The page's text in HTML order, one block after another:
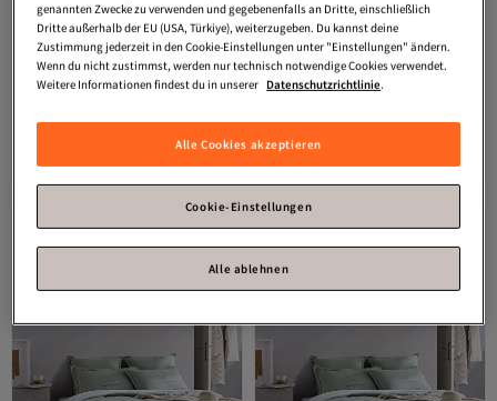
Platz 3 am häufigsten bewertet
Bettdeckenset für Doppelbetten aus
88,
Platz 3 der Top-Favoriten
Bettdeckenset für eine Person, Grün
Versand Kostenlos
78,
genannten Zwecke zu verwenden und gegebenenfalls an Dritte, einschließlich
Dritte außerhalb der EU (USA, Türkiye), weiterzugeben. Du kannst deine
Zustimmung jederzeit in den Cookie-Einstellungen unter "Einstellungen" ändern.
Wenn du nicht zustimmst, werden nur technisch notwendige Cookies verwendet.
Weitere Informationen findest du in unserer Datenschutzrichtlinie.
Alle Cookies akzeptieren
Cookie-Einstellungen
Alle ablehnen